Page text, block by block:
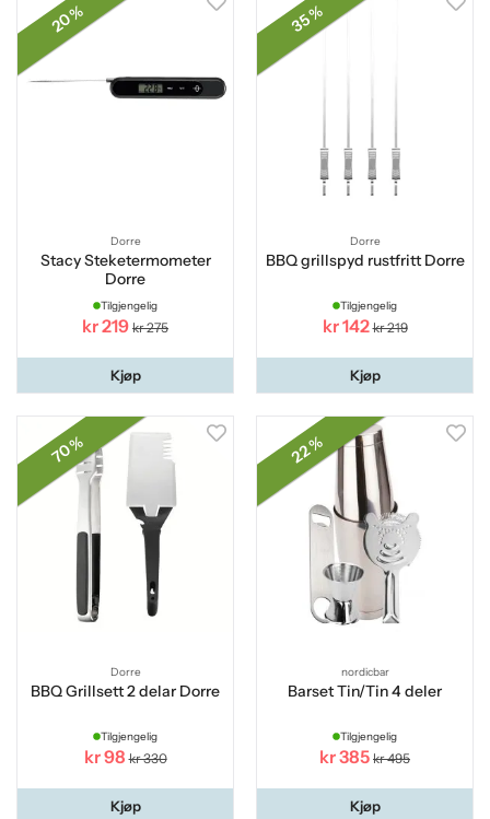
20 %
Dorre
Stacy Steketermometer
Dorre
Tilgjengelig
kr 219 kr 275
Kjøp
35 %
Dorre
BBQ grillspyd rustfritt Dorre
Tilgjengelig
kr 142 kr 219
Kjøp
70 %
Dorre
BBQ Grillsett 2 delar Dorre
Tilgjengelig
kr 98 kr 330
Kjøp
22 %
nordicbar
Barset Tin/Tin 4 deler
Tilgjengelig
kr 385 kr 495
Kjøp